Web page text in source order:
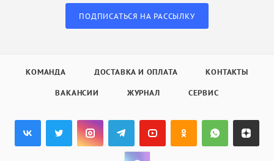
ПОДПИСАТЬСЯ НА РАССЫЛКУ
КОМАНДА ДОСТАВКА И ОПЛАТА КОНТАКТЫ
ВАКАНСИИ ЖУРНАЛ СЕРВИС